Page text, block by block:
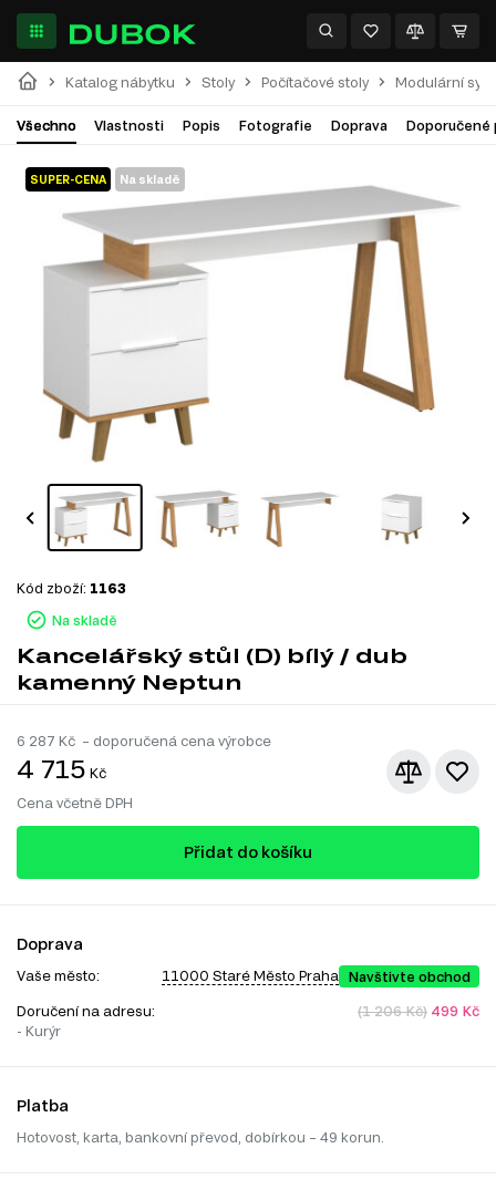
Katalog nábytku Stoly Počítačové stoly Modulární
Všechno Vlastnosti Popis Fotografie Doprava Doporučené
SUPER-CENA Na skladě
Na skladě
Kód zboží: 1163
Kancelářský stůl (D) bílý / dub
kamenný Neptun
6 287 Kč – doporučená cena výrobce
4 715 Kč
Cena včetně DPH
Přidat do košíku
Doprava
Vaše město: 11000 Staré Město Praha Navštivte obchod
Doručení na adresu:
- Kurýr
(1 206 Kč) 499 Kč
Platba
Hotovost, karta, bankovní převod, dobírkou – 49 korun.